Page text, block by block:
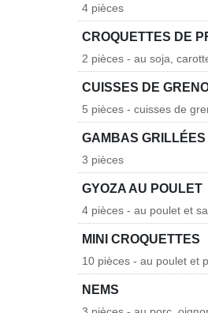
4 pièces
CROQUETTES DE
2 pièces - au soja,
CUISSES DE
5 pièces - cuisses de
GAMBAS GRILLÉES
3 pièces
GYOZA AU POULET
4 pièces - au poulet et
MINI CROQUETTES
10 pièces - au poulet et
NEMS